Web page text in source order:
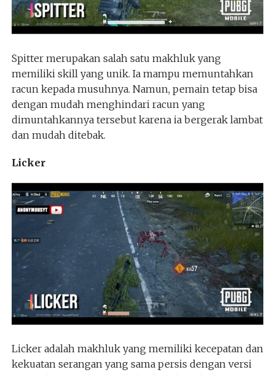
Spitter merupakan salah satu makhluk yang
memiliki skill yang unik. Ia mampu memuntahkan
racun kepada musuhnya. Namun, pemain tetap bisa
dengan mudah menghindari racun yang
dimuntahkannya tersebut karena ia bergerak lambat
dan mudah ditebak.
Licker
Licker adalah makhluk yang memiliki kecepatan dan
kekuatan serangan yang sama persis dengan versi